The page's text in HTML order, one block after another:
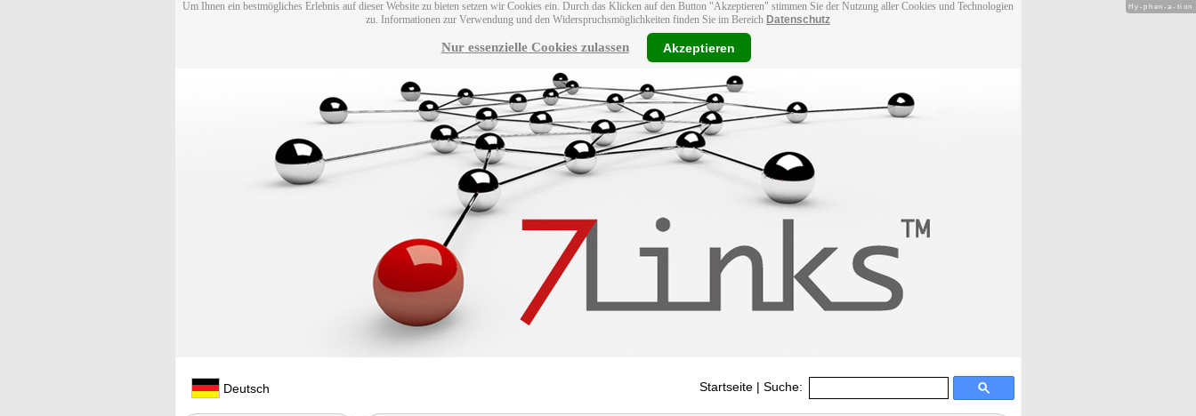
Um Ihnen ein bestmögliches Erlebnis auf dieser Website zu bieten setzen wir Cookies ein. Durch das Klicken auf den Button "Akzeptieren" stimmen Sie der Nutzung aller Cookies und Technologien
zu. Informationen zur Verwendung und den Widerspruchsmöglichkeiten finden Sie im Bereich Datenschutz
Nur essenzielle Cookies zulassen Akzeptieren
Deutsch Startseite | Suche:
Hy-phen-a-tion